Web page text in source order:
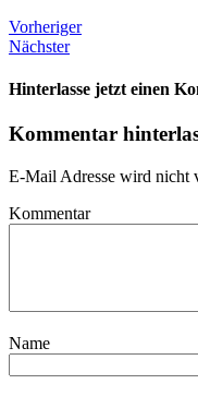
Vorheriger
Nächster
Hinterlasse jetzt einen
Kommentar
E-Mail Adresse wird nicht
Kommentar
Name